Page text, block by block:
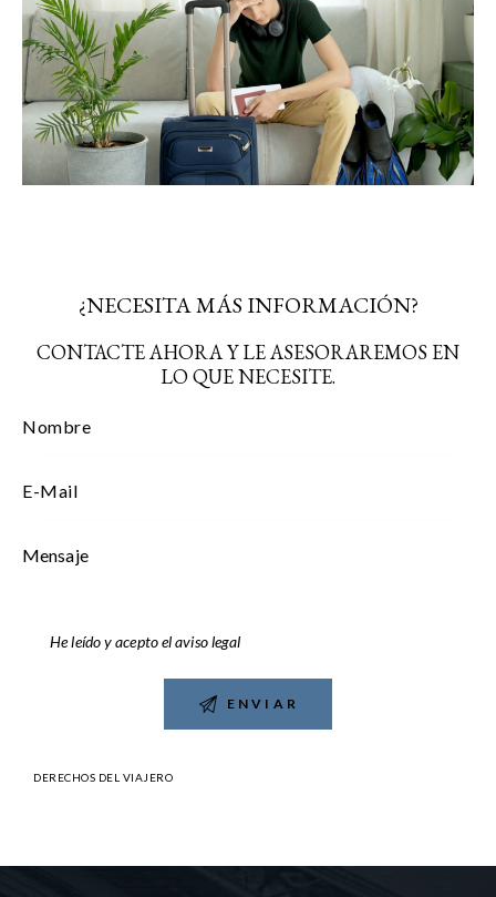
¿NECESITA MÁS INFORMACIÓN?
CONTACTE AHORA Y LE ASESORAREMOS EN
LO QUE NECESITE.
He leído y acepto elaviso legal
DERECHOS DEL VIAJERO